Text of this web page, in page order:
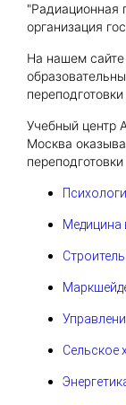
"Радиационная
организация
На нашем
Учебный центр
Москва
Медицина
Сельское
Даю
данныхи